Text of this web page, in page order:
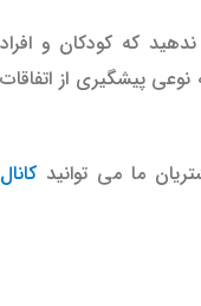
که کودکان و افراد
پیشگیری از اتفاقات
ما می توانید کانال